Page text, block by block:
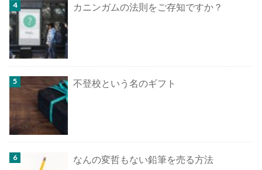
カニンガムの法則をご存知ですか？
不登校という名のギフト
なんの変哲もない鉛筆を売る方法